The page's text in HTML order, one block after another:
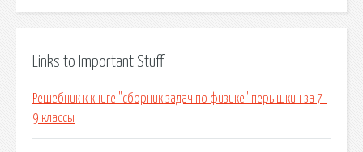
Links to Important Stuff
Решебник к книге "сборник задач по физике" перышкин за 7-
9 классы